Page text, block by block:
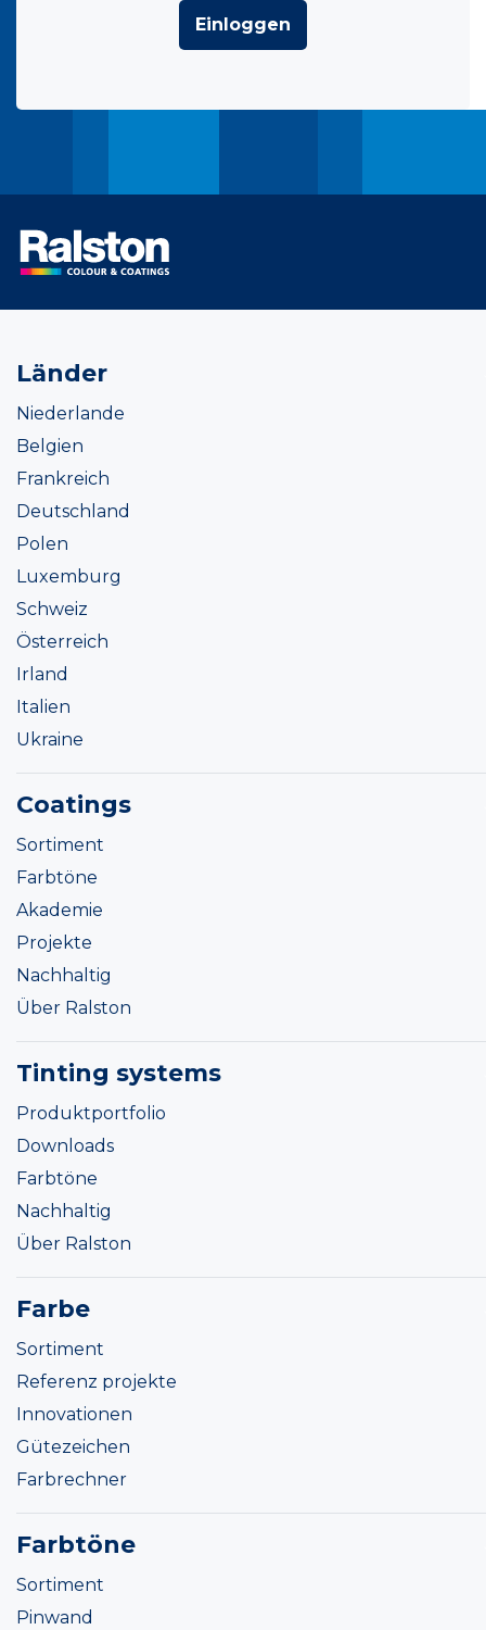
Einloggen
Länder
Niederlande
Belgien
Frankreich
Deutschland
Polen
Luxemburg
Schweiz
Österreich
Irland
Italien
Ukraine
Coatings
Sortiment
Farbtöne
Akademie
Projekte
Nachhaltig
Über Ralston
Tinting systems
Produktportfolio
Downloads
Farbtöne
Nachhaltig
Über Ralston
Farbe
Sortiment
Referenz projekte
Innovationen
Gütezeichen
Farbrechner
Farbtöne
Sortiment
Pinwand